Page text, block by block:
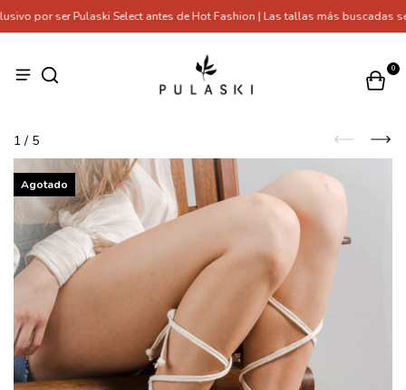
por ser Pulaski Select antes de Hot Fashion | Las tallas más buscadas se
0
1 / 5
Agotado